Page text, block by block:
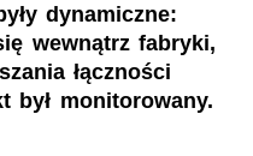
dynamiczne:
wewnątrz fabryki,
łączności
był monitorowany.